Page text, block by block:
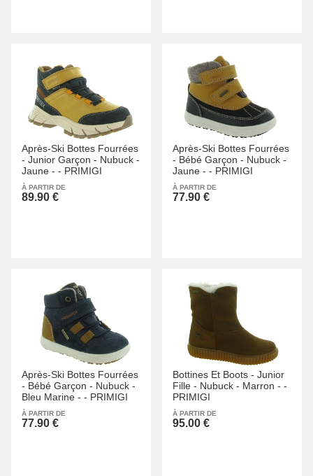
Après-Ski Bottes Fourrées
- Junior Garçon - Nubuck -
Jaune - - PRIMIGI
À PARTIR DE
89.90 €
Après-Ski Bottes Fourrées
- Bébé Garçon - Nubuck -
Jaune - - PRIMIGI
À PARTIR DE
77.90 €
Après-Ski Bottes Fourrées
- Bébé Garçon - Nubuck -
Bleu Marine - - PRIMIGI
À PARTIR DE
77.90 €
Bottines Et Boots - Junior
Fille - Nubuck - Marron - -
PRIMIGI
À PARTIR DE
95.00 €